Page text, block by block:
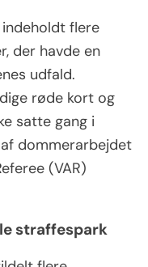
indeholdt flere
der havde en
udfald.
røde kort og
satte gang i
dommerarbejdet
(VAR)
straffespark